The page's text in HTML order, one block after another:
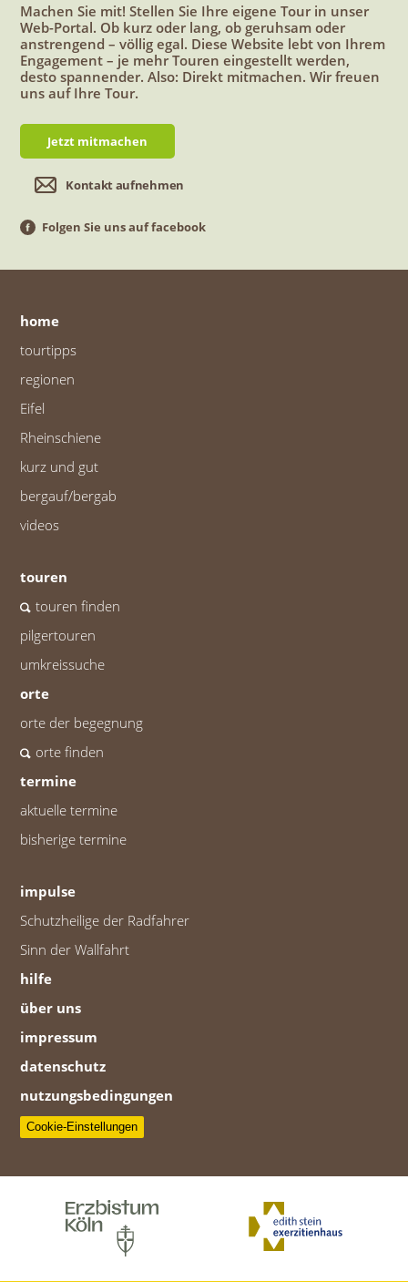
Machen Sie mit! Stellen Sie Ihre eigene Tour in unser
Web-Portal. Ob kurz oder lang, ob geruhsam oder
anstrengend – völlig egal. Diese Website lebt von Ihrem
Engagement – je mehr Touren eingestellt werden,
desto spannender. Also: Direkt mitmachen. Wir freuen
uns auf Ihre Tour.
Jetzt mitmachen
Kontakt aufnehmen
Folgen Sie uns auf facebook
home
tourtipps
regionen
Eifel
Rheinschiene
kurz und gut
bergauf/bergab
videos
touren
touren finden
pilgertouren
umkreissuche
orte
orte der begegnung
orte finden
termine
aktuelle termine
bisherige termine
impulse
Schutzheilige der Radfahrer
Sinn der Wallfahrt
hilfe
über uns
impressum
datenschutz
nutzungsbedingungen
Cookie-Einstellungen